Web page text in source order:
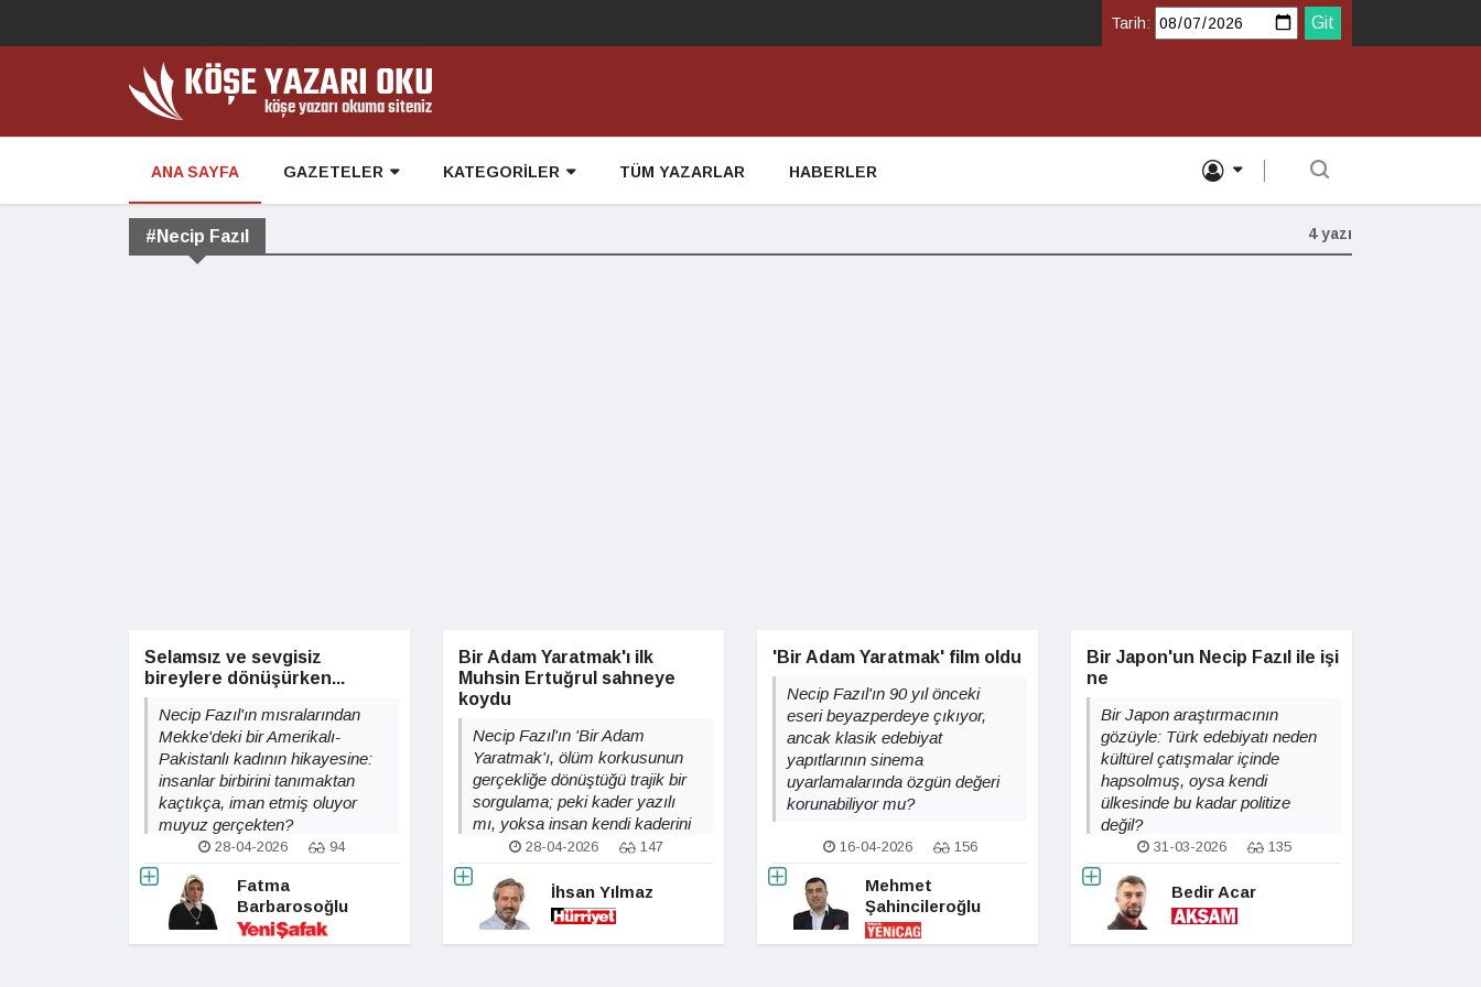
Tarih:
ANA SAYFA GAZETELER KATEGORİLER TÜM YAZARLAR HABERLER
#Necip Fazıl 4 yazı
Selamsız ve sevgisiz
bireylere dönüşürken...
Necip Fazıl'ın mısralarından
Mekke'deki bir Amerikalı-
Pakistanlı kadının hikayesine:
insanlar birbirini tanımaktan
kaçtıkça, iman etmiş oluyor
muyuz gerçekten?
28-04-2026 94
Fatma
Barbarosoğlu
Bir Adam Yaratmak'ı ilk
Muhsin Ertuğrul sahneye
koydu
Necip Fazıl'ın 'Bir Adam
Yaratmak'ı, ölüm korkusunun
gerçekliğe dönüştüğü trajik bir
sorgulama; peki kader yazılı
mı, yoksa insan kendi kaderini
yaratmakta mı?
28-04-2026 147
İhsan Yılmaz
'Bir Adam Yaratmak' film oldu
Necip Fazıl'ın 90 yıl önceki
eseri beyazperdeye çıkıyor,
ancak klasik edebiyat
yapıtlarının sinema
uyarlamalarında özgün değeri
korunabiliyor mu?
16-04-2026 156
Mehmet
Şahincileroğlu
Bir Japon'un Necip Fazıl ile işi
ne
Bir Japon araştırmacının
gözüyle: Türk edebiyatı neden
kültürel çatışmalar içinde
hapsolmuş, oysa kendi
ülkesinde bu kadar politize
değil?
31-03-2026 135
Bedir Acar